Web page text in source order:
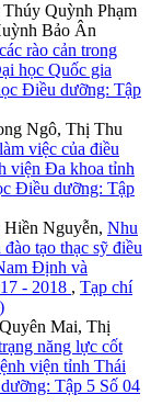
Quỳnh Phạm
Bảo Ân
rào cản trong
học Quốc gia
Điều dưỡng: Tập
Ngô, Thị Thu
việc của điều
viện Đa khoa tỉnh
Điều dưỡng: Tập
Nguyễn, Nhu
tạo thạc sỹ điều
Định và
- 2018 , Tạp chí
Mai, Thị
năng lực cốt
viện tỉnh Thái
Tập 5 Số 04